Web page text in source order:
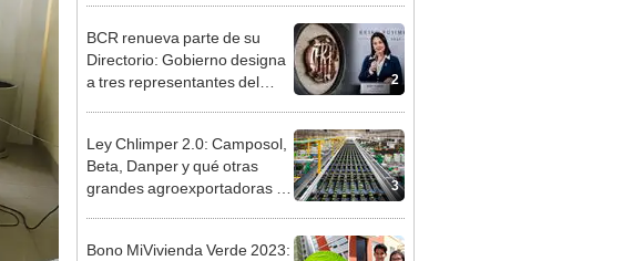
2
BCR renueva parte de su
Directorio: Gobierno designa
a tres representantes del
Ejecutivo
3
Ley Chlimper 2.0: Camposol,
Beta, Danper y qué otras
grandes agroexportadoras se
perfilan con la reducción de
Bono MiVivienda Verde 2023:
¿de qué trata, requisitos y